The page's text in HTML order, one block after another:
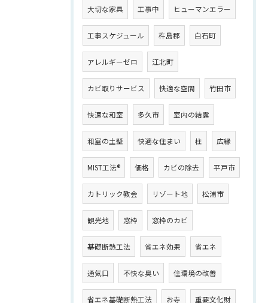
大切な家具 工事中 ヒューマンエラー
工事スケジュール 杵島郡 白石町
アレルギーゼロ 江北町
カビ取りサービス 快適な空間 竹田市
快適な和室 多久市 室内の結露
和室の土壁 快適な住まい 柱 広縁
MIST工法® 価格 カビの除去 平戸市
カトリック教会 リゾート地 松浦市
観光地 窓枠 窓枠のカビ
基礎断熱工法 省エネ効果 省エネ
通気口 不快な臭い 住環境の改善
省エネ基礎断熱工法 お寺 重要文化財